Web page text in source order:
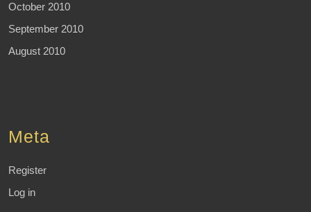
October 2010
September 2010
August 2010
Meta
Register
Log in